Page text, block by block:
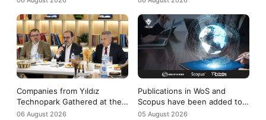
Companies from Yıldız
Technopark Gathered at the
Yıldız-Tech Meeting to
06 August 2026
Publications in WoS and
Scopus have been added to
the evaluation criteria for
05 August 2026